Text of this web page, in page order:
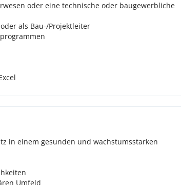
oder eine technische oder baugewerbliche
als Bau-/Projektleiter
in einem gesunden und wachstumsstarken
Umfeld